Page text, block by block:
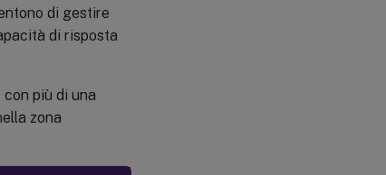
di gestire
di risposta
più di una
zona